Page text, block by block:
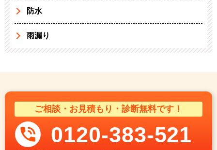
防水
雨漏り
ご相談・お見積もり・診断無料です！
0120-383-521